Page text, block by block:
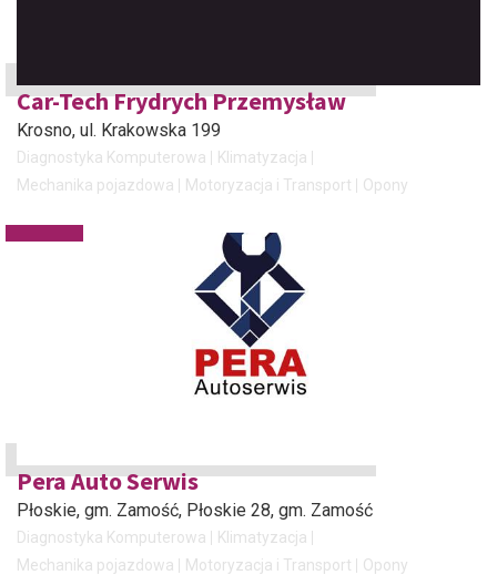
Car-Tech Frydrych Przemysław
Krosno, ul. Krakowska 199
Diagnostyka Komputerowa
Klimatyzacja
Mechanika pojazdowa
Motoryzacja i Transport Opony
Pera Auto Serwis
Płoskie, gm. Zamość, Płoskie 28, gm. Zamość
Diagnostyka Komputerowa
Klimatyzacja
Mechanika pojazdowa
Motoryzacja i Transport Opony